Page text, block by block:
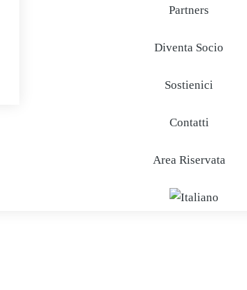
Partners
Diventa Socio
Sostienici
Contatti
Area Riservata